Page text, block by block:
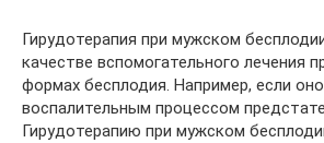
Гирудотерапия при мужском
качестве вспомогательного лечения
формах бесплодия. Например, если
воспалительным процессом
Гирудотерапию при мужском